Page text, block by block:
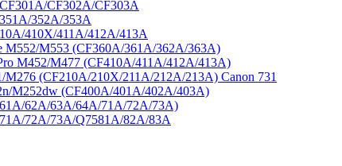
CF302A/CF303A
352A/353A
410X/411A/412A/413A
M552/M553 (CF360A/361A/362A/363A)
M452/M477 (CF410A/411A/412A/413A)
(CF210A/210X/211A/212A/213A) Canon 731
M252dw (CF400A/401A/402A/403A)
62A/63A/64A/71A/72A/73A)
72A/73A/Q7581A/82A/83A